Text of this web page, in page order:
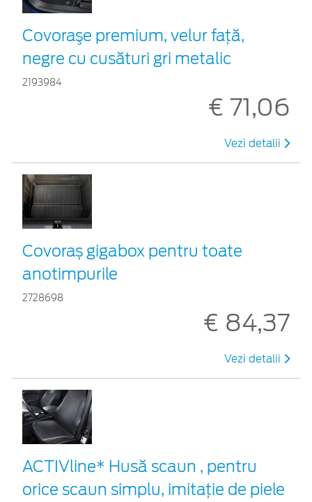
Covoraşe premium, velur față,
negre cu cusături gri metalic
2193984
€ 71,06
Vezi detalii
Covoraș gigabox pentru toate
anotimpurile
2728698
€ 84,37
Vezi detalii
ACTIVline* Husă scaun , pentru
orice scaun simplu, imitație de piele